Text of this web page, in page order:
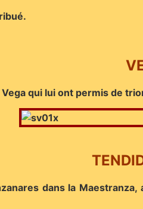
qui lui ont permis de
dans la